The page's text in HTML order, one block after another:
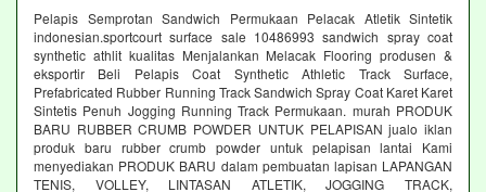
Pelapis Semprotan Sandwich Permukaan Pelacak Atletik Sintetik
indonesian.sportcourt surface sale 10486993 sandwich spray coat
synthetic athlit kualitas Menjalankan Melacak Flooring produsen &
eksportir Beli Pelapis Coat Synthetic Athletic Track Surface,
Prefabricated Rubber Running Track Sandwich Spray Coat Karet Karet
Sintetis Penuh Jogging Running Track Permukaan. murah PRODUK
BARU RUBBER CRUMB POWDER UNTUK PELAPISAN jualo iklan
produk baru rubber crumb powder untuk pelapisan lantai Kami
menyediakan PRODUK BARU dalam pembuatan lapisan LAPANGAN
TENIS, VOLLEY, LINTASAN ATLETIK, JOGGING TRACK,